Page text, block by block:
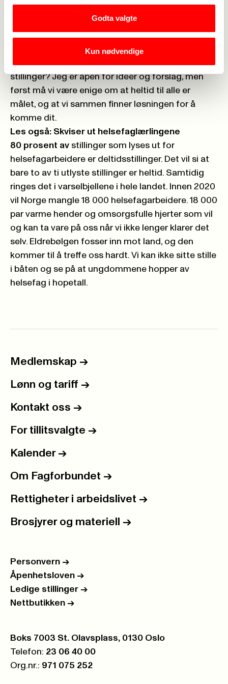
Godta valgte
Kun nødvendige
opp både i LO-systemet og hos politikerne. Hva
med for eksempel å fordele mer på
eller hva med sekstimersdagen, kan det være en
løsning på å få alle opp i faste og hele
stillinger? Jeg er åpen for ideer og forslag, men
først må vi være enige om at heltid til alle er
målet, og at vi sammen finner løsningen for å
komme dit.
Les også: Skviser ut helsefaglærlingene
80 prosent av stillinger som lyses ut for
helsefagarbeidere er deltidsstillinger. Det vil si at
bare to av ti utlyste stillinger er heltid. Samtidig
ringes det i varselbjellene i hele landet. Innen 2020
vil Norge mangle 18 000 helsefagarbeidere. 18 000
par varme hender og omsorgsfulle hjerter som vil
og kan ta vare på oss når vi ikke lenger klarer det
selv. Eldrebølgen fosser inn mot land, og den
kommer til å treffe oss hardt. Vi kan ikke sitte stille
i båten og se på at ungdommene hopper av
helsefag i hopetall.
Medlemskap ->
Lønn og tariff ->
Kontakt oss ->
For tillitsvalgte ->
Kalender ->
Om Fagforbundet ->
Rettigheter i arbeidslivet ->
Brosjyrer og materiell ->
Personvern ->
Åpenhetsloven ->
Ledige stillinger ->
Nettbutikken ->
Postboks:
Boks 7003 St. Olavsplass, 0130 Oslo
Telefon: 23 06 40 00
Org.nr.: 971 075 252